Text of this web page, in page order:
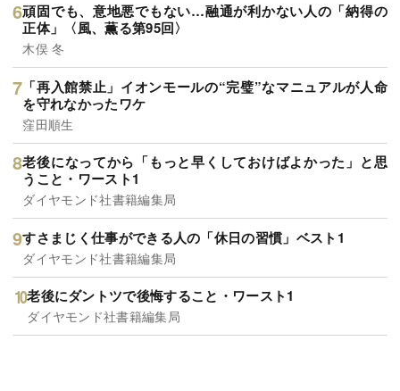
頑固でも、意地悪でもない…融通が利かない人の「納得の
正体」〈風、薫る第95回〉
木俣 冬
「再入館禁止」イオンモールの“完璧”なマニュアルが人命
を守れなかったワケ
窪田順生
老後になってから「もっと早くしておけばよかった」と思
うこと・ワースト1
ダイヤモンド社書籍編集局
すさまじく仕事ができる人の「休日の習慣」ベスト1
ダイヤモンド社書籍編集局
老後にダントツで後悔すること・ワースト1
ダイヤモンド社書籍編集局